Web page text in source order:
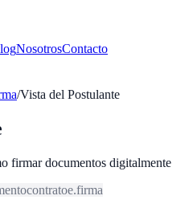
NosotrosContacto
/Vista del Postulante
firmar documentos digitalmente
contratoe.firma